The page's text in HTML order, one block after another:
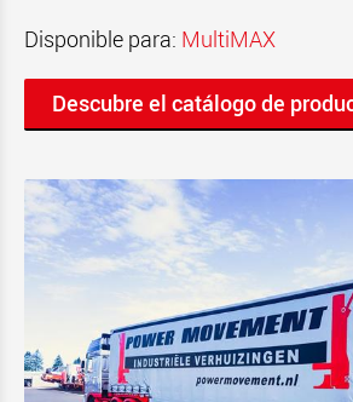
Disponible para: MultiMAX
Descubre el catálogo de